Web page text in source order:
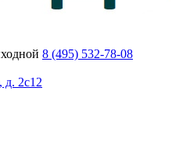
8 (495) 532-78-08
д. 2с12